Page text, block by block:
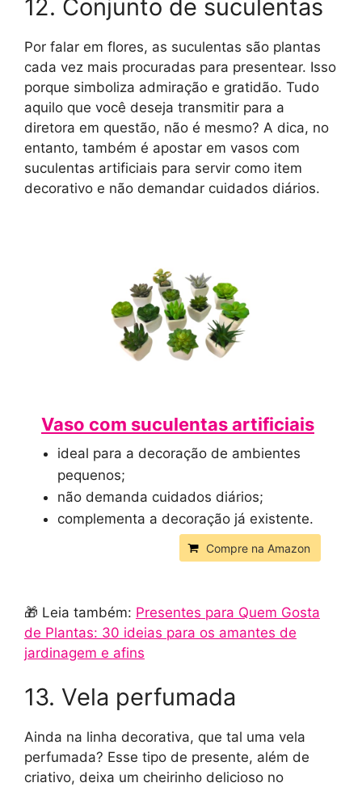
12. Conjunto de suculentas
Por falar em flores, as suculentas são plantas
cada vez mais procuradas para presentear. Isso
porque simboliza admiração e gratidão. Tudo
aquilo que você deseja transmitir para a
diretora em questão, não é mesmo? A dica, no
entanto, também é apostar em vasos com
suculentas artificiais para servir como item
decorativo e não demandar cuidados diários.
Vaso com suculentas artificiais
ideal para a decoração de ambientes
pequenos;
não demanda cuidados diários;
complementa a decoração já existente.
Compre na Amazon
🎁 Leia também: Presentes para Quem Gosta
de Plantas: 30 ideias para os amantes de
jardinagem e afins
13. Vela perfumada
Ainda na linha decorativa, que tal uma vela
perfumada? Esse tipo de presente, além de
criativo, deixa um cheirinho delicioso no